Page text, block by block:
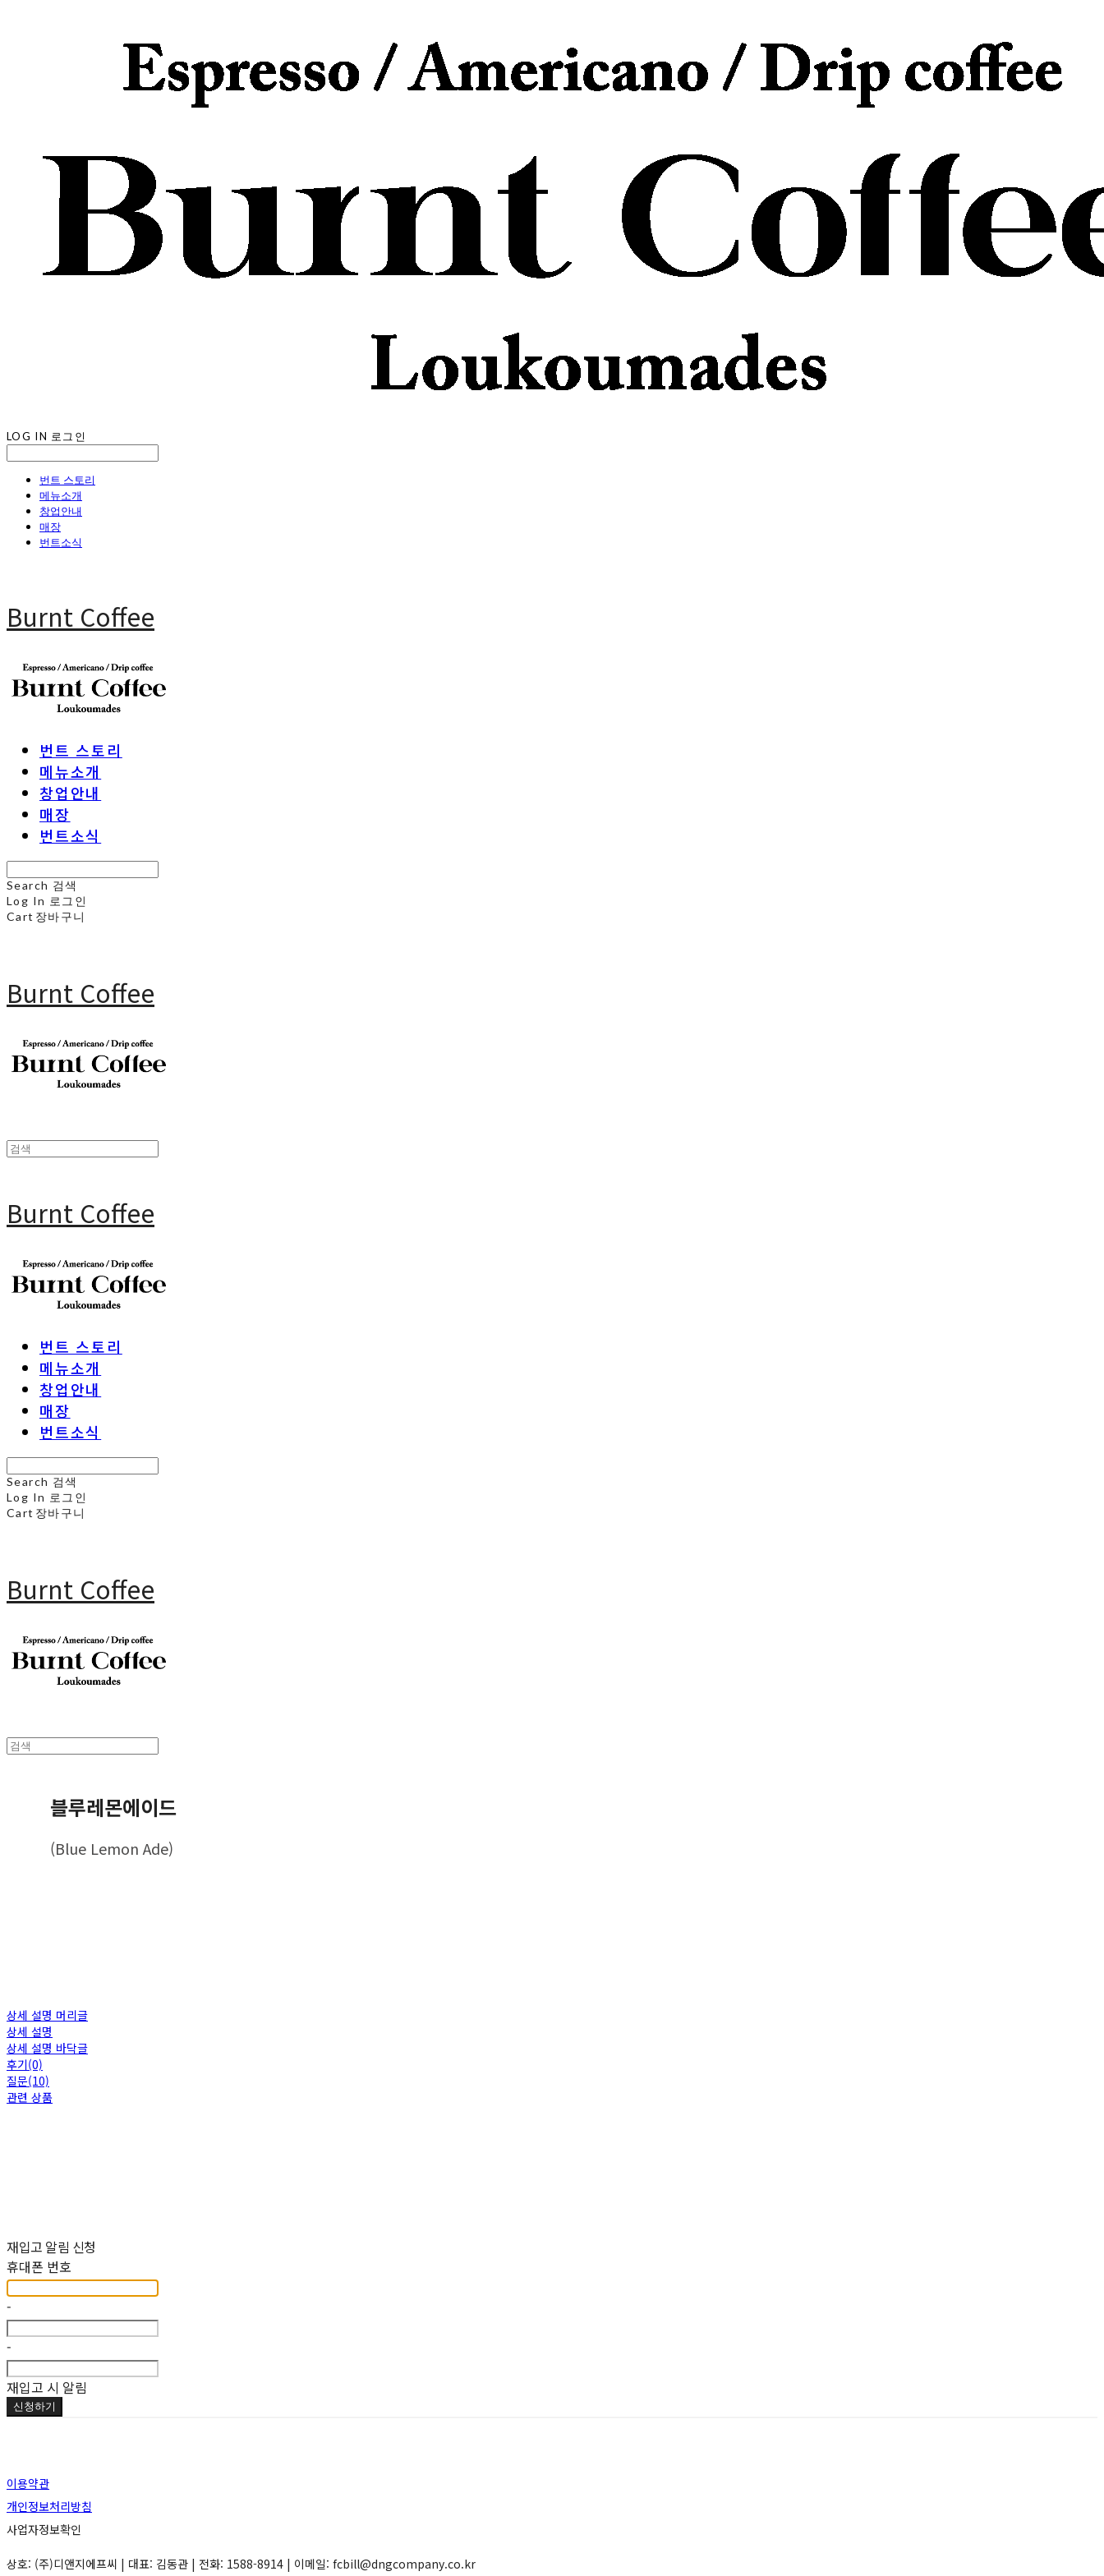
LOG IN 로그인
번트 스토리
메뉴소개
창업안내
매장
번트소식
Burnt Coffee
번트 스토리
메뉴소개
창업안내
매장
번트소식
Search 검색
Log In 로그인
Cart 장바구니
Burnt Coffee
Burnt Coffee
번트 스토리
메뉴소개
창업안내
매장
번트소식
Search 검색
Log In 로그인
Cart 장바구니
Burnt Coffee
블루레몬에이드
(Blue Lemon Ade)
상세 설명 머리글
상세 설명
상세 설명 바닥글
후기(0)
질문(10)
관련 상품
재입고 알림 신청
휴대폰 번호
-
-
재입고 시 알림
신청하기
이용약관
개인정보처리방침
사업자정보확인
상호: (주)디앤지에프씨 | 대표: 김동관 | 전화: 1588-8914 | 이메일: fcbill@dngcompany.co.kr